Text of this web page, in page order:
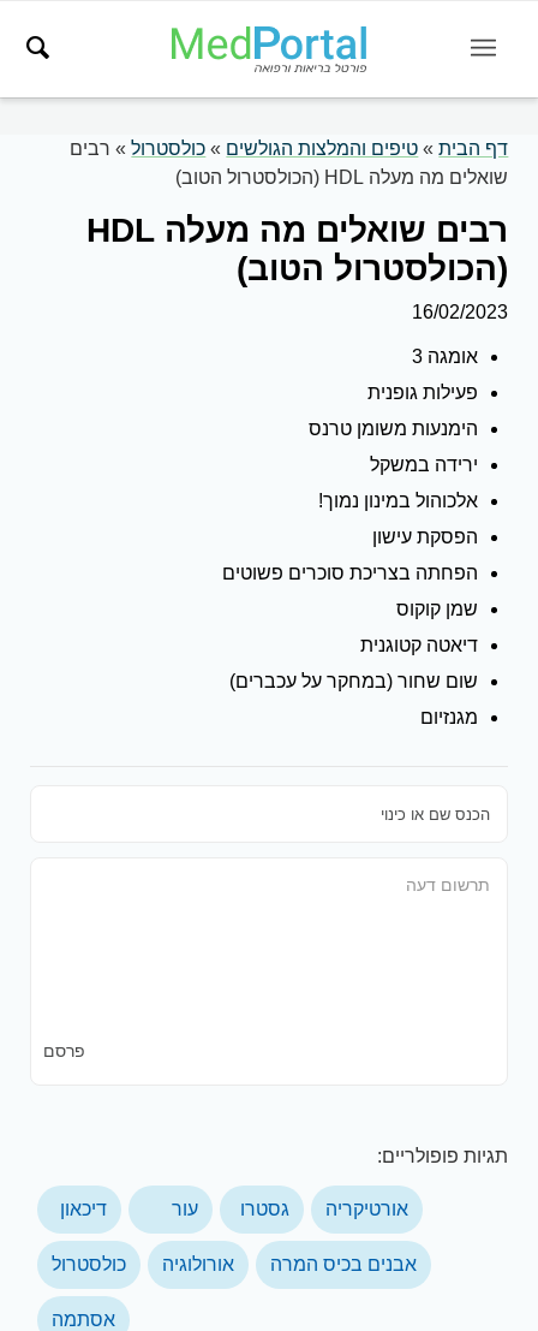
דף הבית» טיפים והמלצות הגולשים » כולסטרול» רבים
שואלים מה מעלה HDL (הכולסטרול הטוב)
רבים שואלים מה מעלה HDL
(הכולסטרול הטוב)
16/02/2023
אומגה 3
פעילות גופנית
הימנעות משומן טרנס
ירידה במשקל
אלכוהול במינון נמוך!
הפסקת עישון
הפחתה בצריכת סוכרים פשוטים
שמן קוקוס
דיאטה קטוגנית
שום שחור (במחקר על עכברים)
מגנזיום
פרסם
תגיות פופולריים:
אורטיקריה גסטרו עור דיכאון
אבנים בכיס המרה אורולוגיה כולסטרול
אסתמה